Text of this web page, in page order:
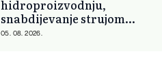
hidroproizvodnju,
snabdijevanje strujom
ostaje stabilno
05. 08. 2026.